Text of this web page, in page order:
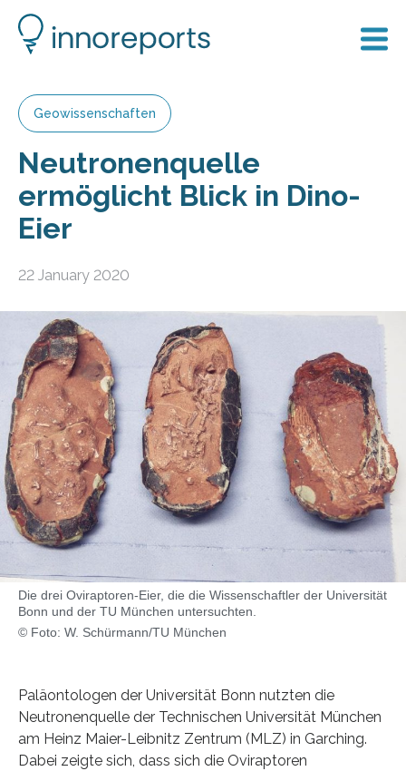
Geowissenschaften
Neutronenquelle
ermöglicht Blick in Dino-
Eier
22 January 2020
Die drei Oviraptoren-Eier, die die Wissenschaftler der Universität
Bonn und der TU München untersuchten.
© Foto: W. Schürmann/TU München
Paläontologen der Universität Bonn nutzten die
Neutronenquelle der Technischen Universität München
am Heinz Maier-Leibnitz Zentrum (MLZ) in Garching.
Dabei zeigte sich, dass sich die Oviraptoren